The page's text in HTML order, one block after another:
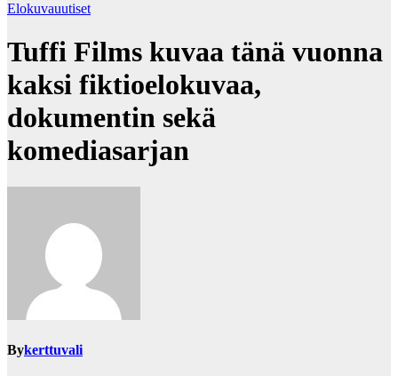
Elokuvauutiset
Tuffi Films kuvaa tänä vuonna
kaksi fiktioelokuvaa,
dokumentin sekä
komediasarjan
Bykerttuvali